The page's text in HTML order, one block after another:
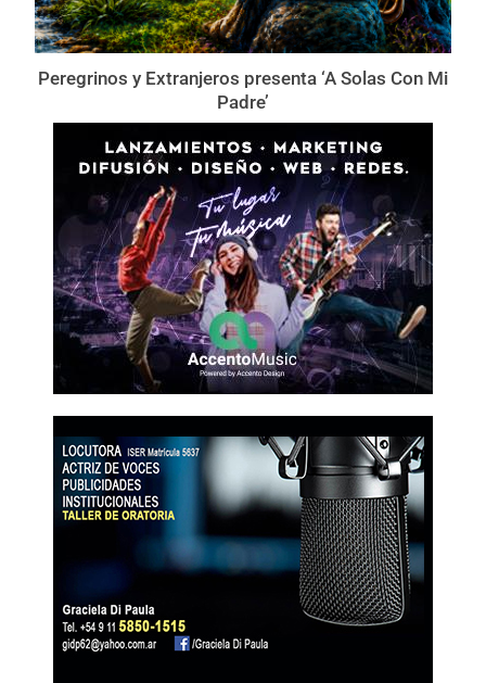
Peregrinos y Extranjeros presenta ‘A Solas Con Mi
Padre’